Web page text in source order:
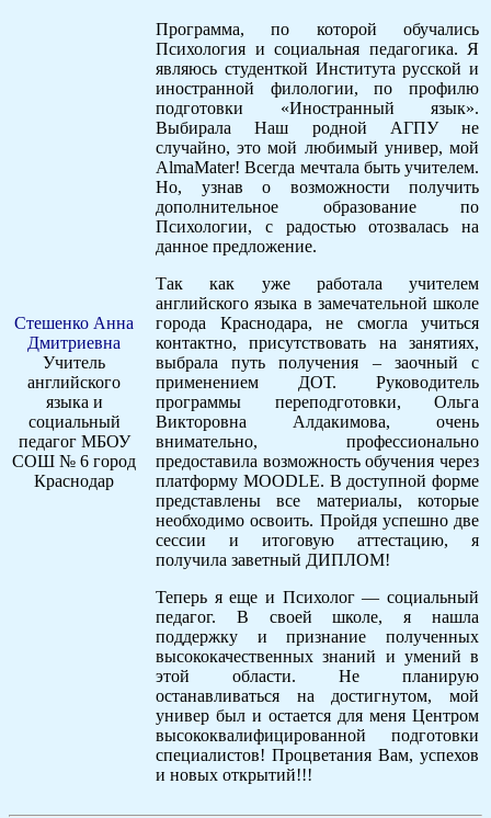
Стешенко Анна
Дмитриевна
Учитель
английского
языка и
социальный
педагог МБОУ
СОШ № 6 город
Краснодар
Программа, по которой обучались
Психология и социальная педагогика. Я
являюсь студенткой Института русской и
иностранной филологии, по профилю
подготовки «Иностранный язык».
Выбирала Наш родной АГПУ не
случайно, это мой любимый универ, мой
АlmaMater! Всегда мечтала быть учителем.
Но, узнав о возможности получить
дополнительное образование по
Психологии, с радостью отозвалась на
данное предложение.
Так как уже работала учителем
английского языка в замечательной школе
города Краснодара, не смогла учиться
контактно, присутствовать на занятиях,
выбрала путь получения – заочный с
применением ДОТ. Руководитель
программы переподготовки, Ольга
Викторовна Алдакимова, очень
внимательно, профессионально
предоставила возможность обучения через
платформу MOODLE. В доступной форме
представлены все материалы, которые
необходимо освоить. Пройдя успешно две
сессии и итоговую аттестацию, я
получила заветный ДИПЛОМ!
Теперь я еще и Психолог — социальный
педагог. В своей школе, я нашла
поддержку и признание полученных
высококачественных знаний и умений в
этой области. Не планирую
останавливаться на достигнутом, мой
универ был и остается для меня Центром
высококвалифицированной подготовки
специалистов! Процветания Вам, успехов
и новых открытий!!!